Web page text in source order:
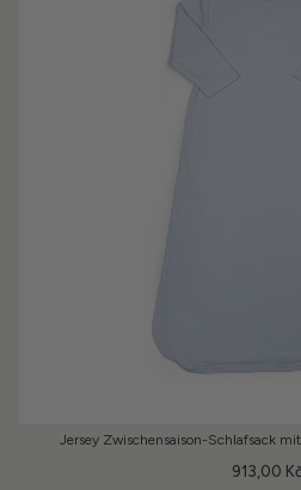
Jersey Zwischensaison-Schlafsack
913,00